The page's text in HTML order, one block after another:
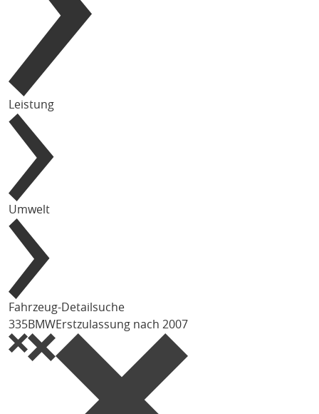
Leistung
Umwelt
Fahrzeug-Detailsuche
335BMWErstzulassung nach 2007